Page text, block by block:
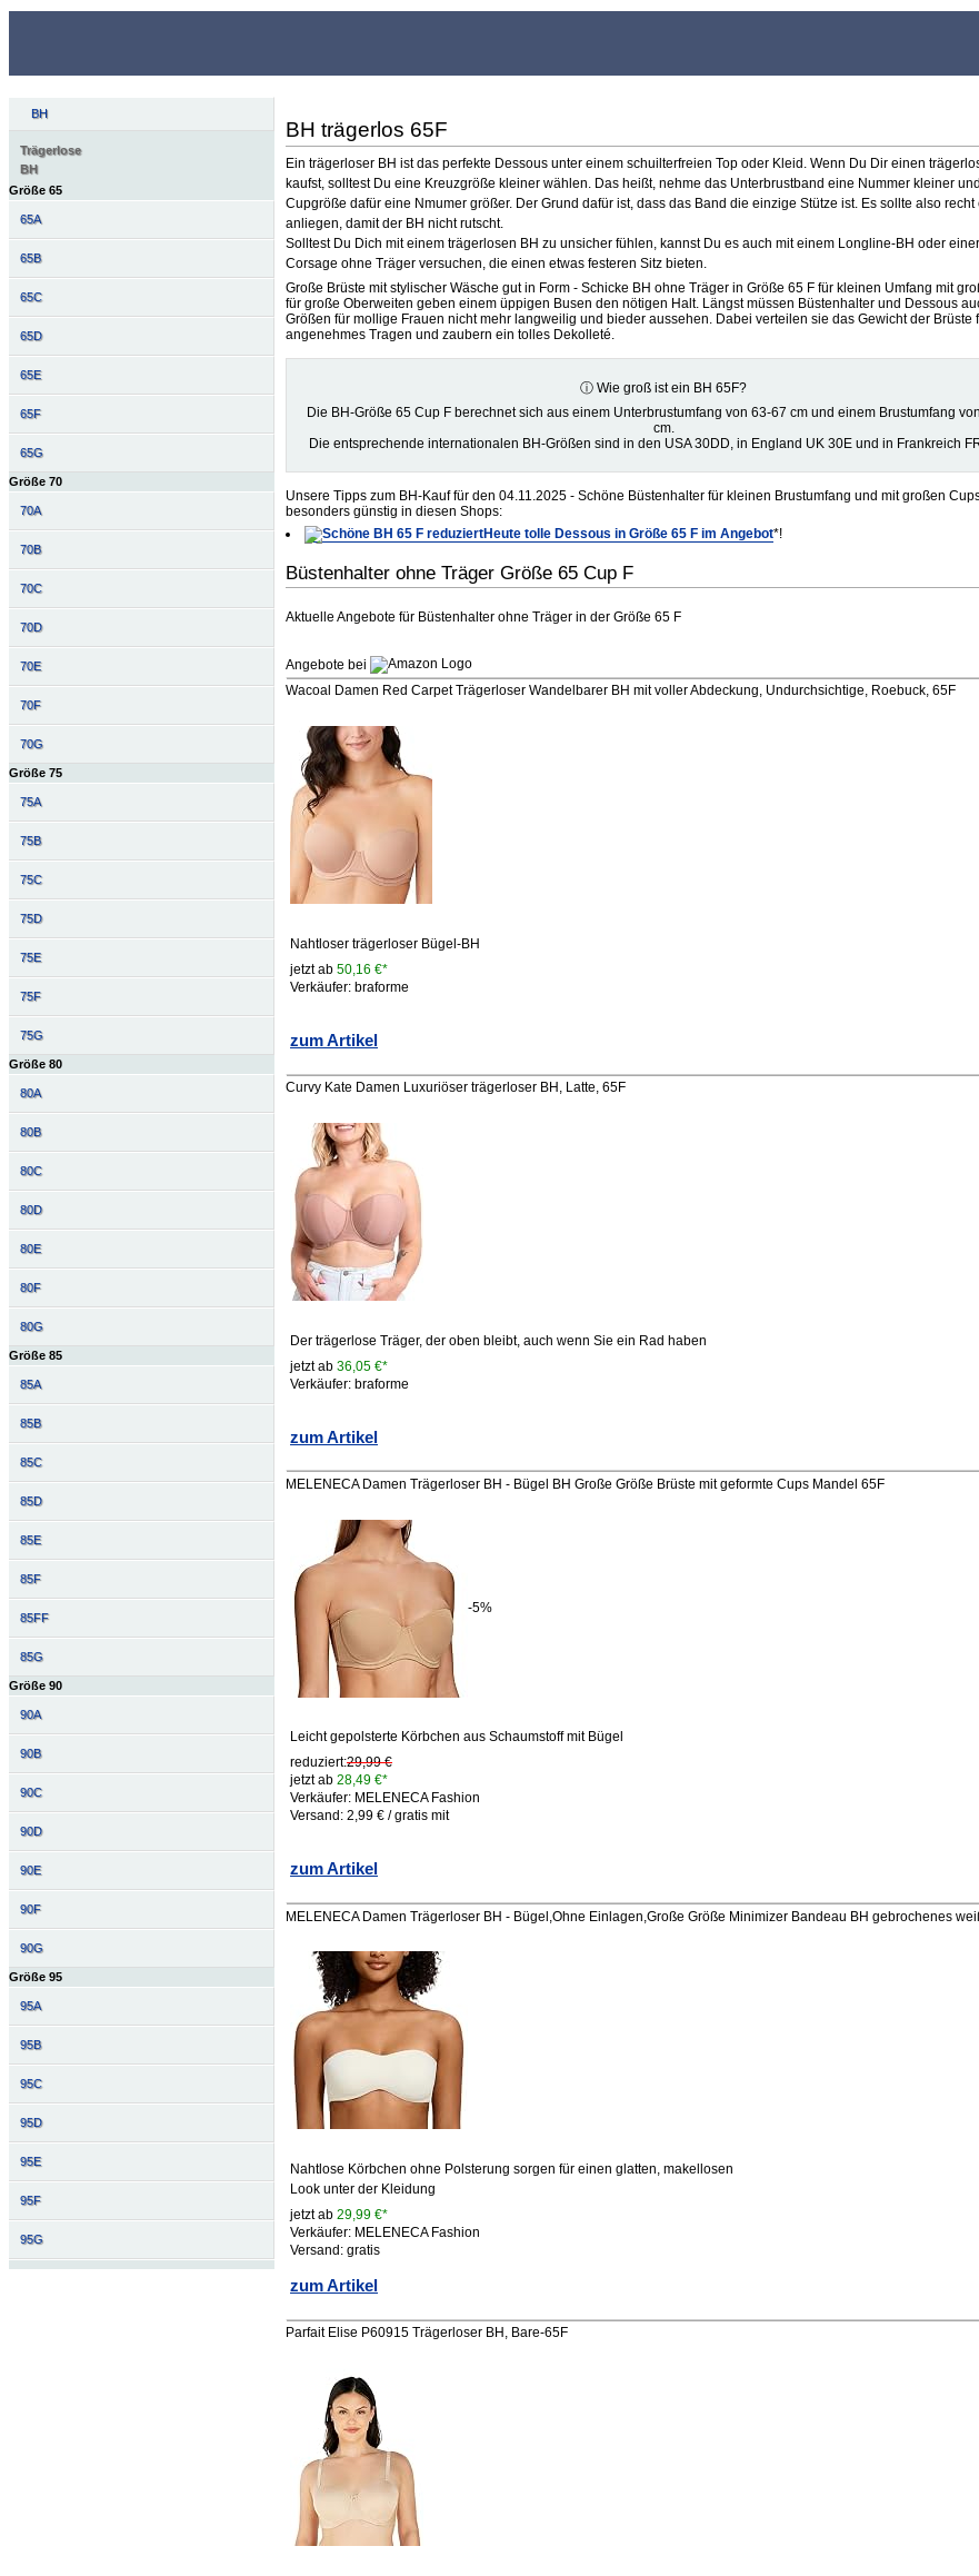
BH
Trägerlose
BH
Größe 65
65A
65B
65C
65D
65E
65F
65G
Größe 70
70A
70B
70C
70D
70E
70F
70G
Größe 75
75A
75B
75C
75D
75E
75F
75G
Größe 80
80A
80B
80C
80D
80E
80F
80G
Größe 85
85A
85B
85C
85D
85E
85F
85FF
85G
Größe 90
90A
90B
90C
90D
90E
90F
90G
Größe 95
95A
95B
95C
95D
95E
95F
95G
BH trägerlos 65F
Ein trägerloser BH ist das perfekte Dessous unter einem schuilterfreien Top oder Kleid. Wenn Du Dir einen
kaufst, solltest Du eine Kreuzgröße kleiner wählen. Das heißt, nehme das Unterbrustband eine Nummer kleiner
Cupgröße dafür eine Nmumer größer. Der Grund dafür ist, dass das Band die einzige Stütze ist. Es sollte also recht
anliegen, damit der BH nicht rutscht.
Solltest Du Dich mit einem trägerlosen BH zu unsicher fühlen, kannst Du es auch mit einem Longline-BH oder
Corsage ohne Träger versuchen, die einen etwas festeren Sitz bieten.
Große Brüste mit stylischer Wäsche gut in Form - Schicke BH ohne Träger in Größe 65 F für kleinen Umfang mit
für große Oberweiten geben einem üppigen Busen den nötigen Halt. Längst müssen Büstenhalter und Dessous
Größen für mollige Frauen nicht mehr langweilig und bieder aussehen. Dabei verteilen sie das Gewicht der Brüste
angenehmes Tragen und zaubern ein tolles Dekolleté.
ⓘ Wie groß ist ein BH 65F?
Die BH-Größe 65 Cup F berechnet sich aus einem Unterbrustumfang von 63-67 cm und einem Brustumfang
cm.
Die entsprechende internationalen BH-Größen sind in den USA 30DD, in England UK 30E und in Frankreich
Unsere Tipps zum BH-Kauf für den 04.11.2025 - Schöne Büstenhalter für kleinen Brustumfang und mit großen
besonders günstig in diesen Shops:
Heute tolle Dessous in Größe 65 F im Angebot*!
Büstenhalter ohne Träger Größe 65 Cup F
Aktuelle Angebote für Büstenhalter ohne Träger in der Größe 65 F
Angebote bei
Wacoal Damen Red Carpet Trägerloser Wandelbarer BH mit voller Abdeckung, Undurchsichtige, Roebuck, 65F
Nahtloser trägerloser Bügel-BH
jetzt ab50,16 €*
Verkäufer: braforme
zum Artikel
Curvy Kate Damen Luxuriöser trägerloser BH, Latte, 65F
Der trägerlose Träger, der oben bleibt, auch wenn Sie ein Rad haben
jetzt ab36,05 €*
Verkäufer: braforme
zum Artikel
MELENECA Damen Trägerloser BH - Bügel BH Große Größe Brüste mit geformte Cups Mandel 65F
-5%
Leicht gepolsterte Körbchen aus Schaumstoff mit Bügel
reduziert:29,99 €
jetzt ab28,49 €*
Verkäufer: MELENECA Fashion
Versand: 2,99 € / gratis mit
zum Artikel
MELENECA Damen Trägerloser BH - Bügel,Ohne Einlagen,Große Größe Minimizer Bandeau BH gebrochenes
Nahtlose Körbchen ohne Polsterung sorgen für einen glatten, makellosen
Look unter der Kleidung
jetzt ab29,99 €*
Verkäufer: MELENECA Fashion
Versand: gratis
zum Artikel
Parfait Elise P60915 Trägerloser BH, Bare-65F